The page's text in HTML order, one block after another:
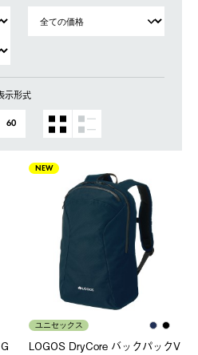
示形式
60
NEW
ユニセックス
LOGOS DryCore バックパックV